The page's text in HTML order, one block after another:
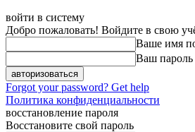
войти в систему
Добро пожаловать! Войдите в свою
Ваше имя
Ваш пароль
Forgot your password? Get help
Политика конфиденциальности
восстановление пароля
Восстановите свой пароль